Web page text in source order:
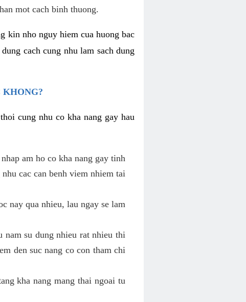
mot cach binh thuong.
kin nho nguy hiem cua huong bac
cach cung nhu lam sach dung
cung nhu co kha nang gay hau
am ho co kha nang gay tinh
cac can benh viem nhiem tai
nay qua nhieu, lau ngay se lam
su dung nhieu rat nhieu thi
den suc nang co con tham chi
kha nang mang thai ngoai tu